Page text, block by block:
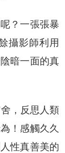
？一張張暴
攝影師利用
暗一面的真
，反思人類
！感觸久久
性真善美的